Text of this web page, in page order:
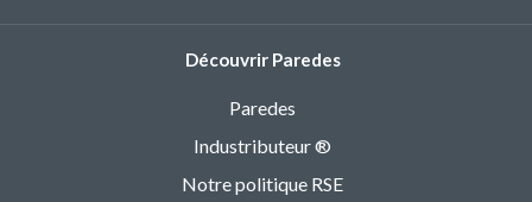
Découvrir Paredes
Paredes
Industributeur ®
Notre politique RSE